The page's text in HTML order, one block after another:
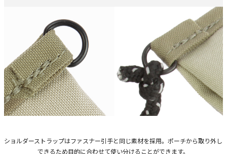
ショルダーストラップはファスナー引手と同じ素材を採用。ポーチから取り外し
できるため目的に合わせて使い分けることができます。